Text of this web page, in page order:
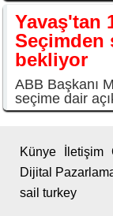
Yavaş'tan
Seçimden
bekliyor
ABB Başkanı
seçime dair
Künye İletişim
Dijital
sail turkey